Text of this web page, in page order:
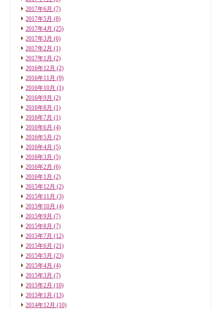
2017年6月 (7)
2017年5月 (8)
2017年4月 (25)
2017年3月 (6)
2017年2月 (1)
2017年1月 (2)
2016年12月 (2)
2016年11月 (9)
2016年10月 (1)
2016年9月 (2)
2016年8月 (1)
2016年7月 (1)
2016年6月 (4)
2016年5月 (2)
2016年4月 (5)
2016年3月 (5)
2016年2月 (6)
2016年1月 (2)
2015年12月 (2)
2015年11月 (3)
2015年10月 (4)
2015年9月 (7)
2015年8月 (7)
2015年7月 (12)
2015年6月 (21)
2015年5月 (23)
2015年4月 (4)
2015年3月 (7)
2015年2月 (10)
2015年1月 (13)
2014年12月 (10)